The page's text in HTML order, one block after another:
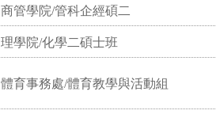
商管學院/管科企經碩二
理學院/化學二碩士班
體育事務處/體育教學與活動組